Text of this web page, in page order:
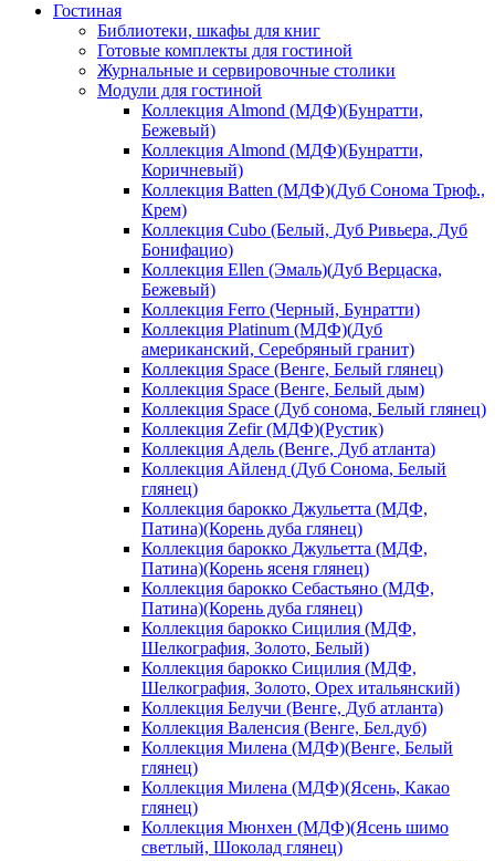
Гостиная
Библиотеки, шкафы для книг
Готовые комплекты для гостиной
Журнальные и сервировочные столики
Модули для гостиной
Коллекция Almond (МДФ)(Бунратти,
Бежевый)
Коллекция Almond (МДФ)(Бунратти,
Коричневый)
Коллекция Batten (МДФ)(Дуб Сонома Трюф.,
Крем)
Коллекция Cubo (Белый, Дуб Ривьера, Дуб
Бонифацио)
Коллекция Ellen (Эмаль)(Дуб Верцаска,
Бежевый)
Коллекция Ferro (Черный, Бунратти)
Коллекция Platinum (МДФ)(Дуб
американский, Серебряный гранит)
Коллекция Space (Венге, Белый глянец)
Коллекция Space (Венге, Белый дым)
Коллекция Space (Дуб сонома, Белый глянец)
Коллекция Zefir (МДФ)(Рустик)
Коллекция Адель (Венге, Дуб атланта)
Коллекция Айленд (Дуб Сонома, Белый
глянец)
Коллекция барокко Джульетта (МДФ,
Патина)(Корень дуба глянец)
Коллекция барокко Джульетта (МДФ,
Патина)(Корень ясеня глянец)
Коллекция барокко Себастьяно (МДФ,
Патина)(Корень дуба глянец)
Коллекция барокко Сицилия (МДФ,
Шелкография, Золото, Белый)
Коллекция барокко Сицилия (МДФ,
Шелкография, Золото, Орех итальянский)
Коллекция Белучи (Венге, Дуб атланта)
Коллекция Валенсия (Венге, Бел.дуб)
Коллекция Милена (МДФ)(Венге, Белый
глянец)
Коллекция Милена (МДФ)(Ясень, Какао
глянец)
Коллекция Мюнхен (МДФ)(Ясень шимо
светлый, Шоколад глянец)